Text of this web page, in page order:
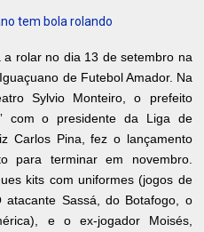
tem bola rolando
a rolar no dia 13 de setembro na
de Futebol Amador. Na
Sylvio Monteiro, o prefeito
com o presidente da Liga de
Carlos Pina, fez o lançamento
para terminar em novembro.
kits com uniformes (jogos de
Sassá, do Botafogo, o
e o ex-jogador Moisés,